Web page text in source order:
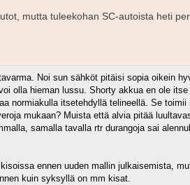
mutta tuleekohan SC-autoista heti
Noi sun sähköt pitäisi sopia oikein
olla hieman lussu. Shorty akkua en ole
normiakulla itsetehdyllä telineellä. Se toimii
mukaan? Muista että alvia pitää
samalla tavalla rtr durangoja sai
ennen uuden mallin julkaisemista,
kuin syksyllä on mm kisat.